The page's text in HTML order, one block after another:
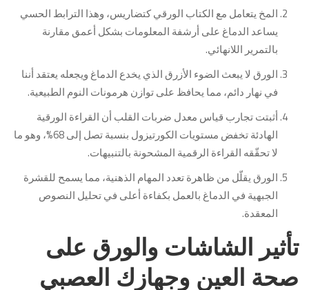
المخ يتعامل مع الكتاب الورقي كتضاريس، وهذا الترابط الحسي
يساعد الدماغ على أرشفة المعلومات بشكل أعمق مقارنة
بالتمرير اللانهائي.
الورق لا يبعث الضوء الأزرق الذي يخدع الدماغ ويجعله يعتقد أننا
في نهار دائم، مما يحافظ على توازن هرمونات النوم الطبيعية.
أثبتت تجارب قياس معدل ضربات القلب أن القراءة الورقية
الهادئة تخفض مستويات الكورتيزول بنسبة تصل إلى 68%، وهو ما
لا تحقّقه القراءة الرقمية المشحونة بالتنبيهات.
الورق يقلّل من ظاهرة تعدد المهام الذهنية، مما يسمح للقشرة
الجبهية في الدماغ بالعمل بكفاءة أعلى في تحليل النصوص
المعقدة.
تأثير الشاشات والورق على
صحة العين وجهازك العصبي